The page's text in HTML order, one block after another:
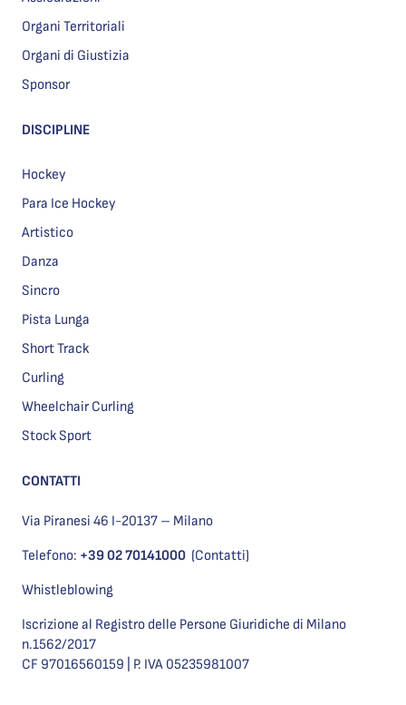
Organi Territoriali
Organi di Giustizia
Sponsor
DISCIPLINE
Hockey
Para Ice Hockey
Artistico
Danza
Sincro
Pista Lunga
Short Track
Curling
Wheelchair Curling
Stock Sport
CONTATTI
Via Piranesi 46 I-20137 – Milano
Telefono: +39 02 70141000 (Contatti)
Whistleblowing
Iscrizione al Registro delle Persone Giuridiche di Milano
n.1562/2017
CF 97016560159 | P. IVA 05235981007